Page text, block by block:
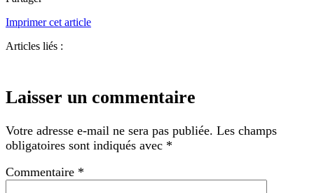
Imprimer cet article
Articles liés :
Laisser un commentaire
Votre adresse e-mail ne sera pas publiée. Les champs
obligatoires sont indiqués avec *
Commentaire *